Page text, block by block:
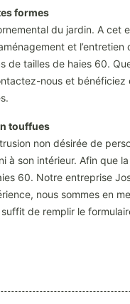
formes
du jardin. A
et
tailles de haies 60.
nous et
touffues
non désirée de
à son intérieur. Afin
60. Notre entreprise
nous sommes en
de remplir le